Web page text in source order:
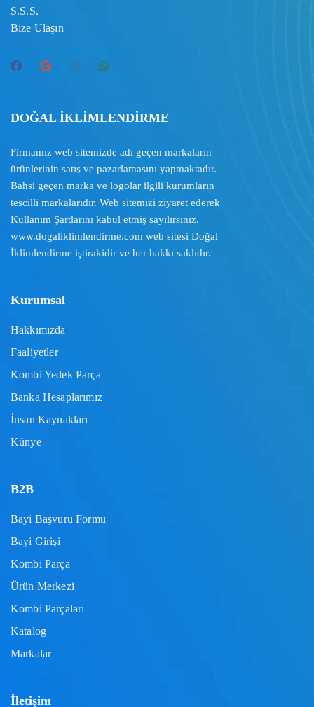
S.S.S.
Bize Ulaşın
DOĞAL İKLİMLENDİRME
Firmamız web sitemizde adı geçen markaların
ürünlerinin satış ve pazarlamasını yapmaktadır.
Bahsi geçen marka ve logolar ilgili kurumların
tescilli markalarıdır. Web sitemizi ziyaret ederek
Kullanım Şartlarını kabul etmiş sayılırsınız.
www.dogaliklimlendirme.com web sitesi Doğal
İklimlendirme iştirakidir ve her hakkı saklıdır.
Kurumsal
Hakkımızda
Faaliyetler
Kombi Yedek Parça
Banka Hesaplarımız
İnsan Kaynakları
Künye
B2B
Bayi Başvuru Formu
Bayi Girişi
Kombi Parça
Ürün Merkezi
Kombi Parçaları
Katalog
Markalar
İletişim